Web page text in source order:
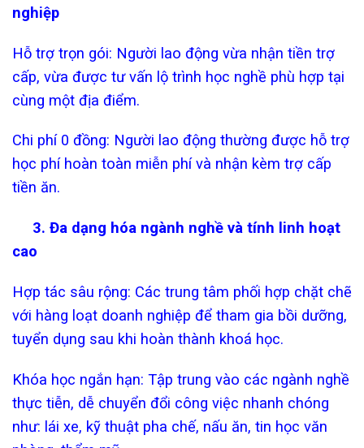
nghiệp
Hỗ trợ trọn gói: Người lao động vừa nhận tiền trợ
cấp, vừa được tư vấn lộ trình học nghề phù hợp tại
cùng một địa điểm.
Chi phí 0 đồng: Người lao động thường được hỗ trợ
học phí hoàn toàn miễn phí và nhận kèm trợ cấp
tiền ăn.
3. Đa dạng hóa ngành nghề và tính linh hoạt
cao
Hợp tác sâu rộng: Các trung tâm phối hợp chặt chẽ
với hàng loạt doanh nghiệp để tham gia bồi dưỡng,
tuyển dụng sau khi hoàn thành khoá học.
Khóa học ngắn hạn: Tập trung vào các ngành nghề
thực tiễn, dễ chuyển đổi công việc nhanh chóng
như: lái xe, kỹ thuật pha chế, nấu ăn, tin học văn